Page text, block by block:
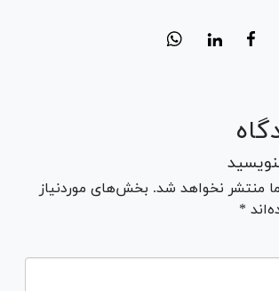
منتشر نخواهد شد. بخش‌های موردنیاز
*